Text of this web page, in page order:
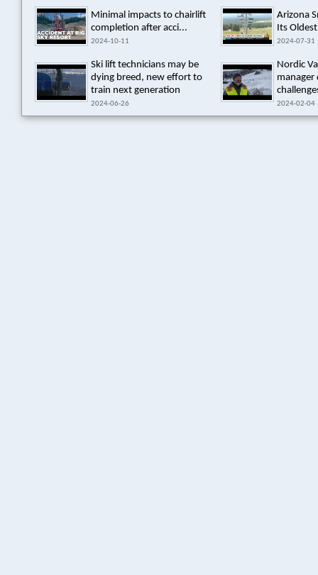
Minimal impacts to chairlift
completion after acci...
2024-10-11
Arizona
Its
2024-07-31
Ski lift technicians may be
dying breed, new effort to
train next generation
2024-06-26
Nordic
manager
2024-02-04